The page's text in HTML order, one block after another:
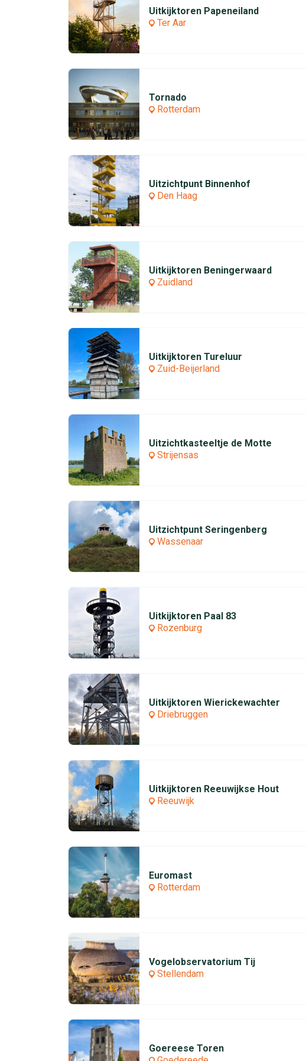
Uitkijktoren Papeneiland
Ter Aar
Tornado
Rotterdam
Uitzichtpunt Binnenhof
Den Haag
Uitkijktoren Beningerwaard
Zuidland
Uitkijktoren Tureluur
Zuid-Beijerland
Uitzichtkasteeltje de Motte
Strijensas
Uitzichtpunt Seringenberg
Wassenaar
Uitkijktoren Paal 83
Rozenburg
Uitkijktoren Wierickewachter
Driebruggen
Uitkijktoren Reeuwijkse Hout
Reeuwijk
Euromast
Rotterdam
Vogelobservatorium Tij
Stellendam
Goereese Toren